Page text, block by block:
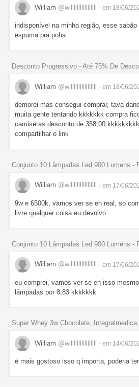
William @willlllllllllllllll - em 18/06/
indisponível na minha região, esse
espuma pra poha
Desconto Progressivo - Até 75% De
William @willlllllllllllllll - em 18/06/
demorei mas consegui comprar, tava
muita gente tentando kkkkkkk compra
camisetas desconto de 358,00
compartilhar o link
Conjunto 10 Lâmpadas Led 900 Lumens -
William @willlllllllllllllll - em 17/06/
9w e 6500k, vamos ver se eh real, so
livre qualquer coisa eu devolvo
Conjunto 10 Lâmpadas Led 900 Lumens -
William @willlllllllllllllll - em 17/06/
eu comprei, vamos ver se eh isso
lâmpadas por 8,83 kkkkkkk
Super Whey 3w Chocolate,
William @willlllllllllllllll - em 14/06/
é mais gostoso isso q importa, poderia